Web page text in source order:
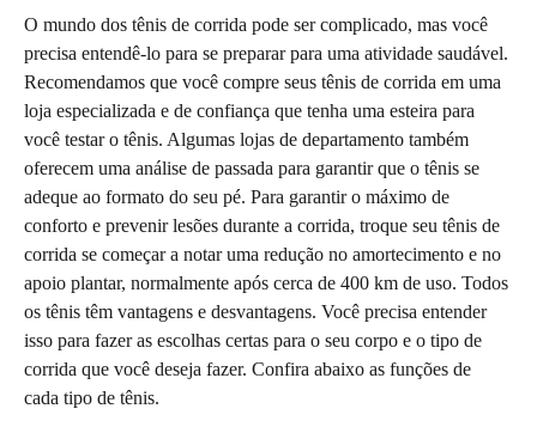
O mundo dos tênis de corrida pode ser complicado, mas você
precisa entendê-lo para se preparar para uma atividade saudável.
Recomendamos que você compre seus tênis de corrida em uma
loja especializada e de confiança que tenha uma esteira para
você testar o tênis. Algumas lojas de departamento também
oferecem uma análise de passada para garantir que o tênis se
adeque ao formato do seu pé. Para garantir o máximo de
conforto e prevenir lesões durante a corrida, troque seu tênis de
corrida se começar a notar uma redução no amortecimento e no
apoio plantar, normalmente após cerca de 400 km de uso. Todos
os tênis têm vantagens e desvantagens. Você precisa entender
isso para fazer as escolhas certas para o seu corpo e o tipo de
corrida que você deseja fazer. Confira abaixo as funções de
cada tipo de tênis.